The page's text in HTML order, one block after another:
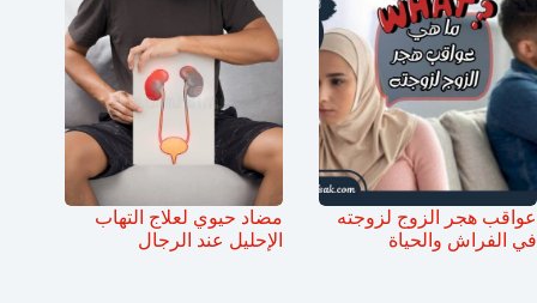
عواقب هجر الزوج لزوجته
في الفراش والحياة
مضاد حيوي لعلاج التهاب
الإحليل عند الرجال